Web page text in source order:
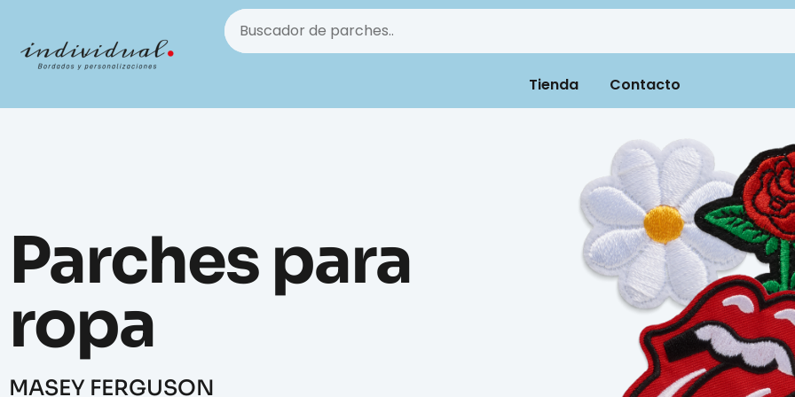
Tienda Contacto
Parches para
ropa
MASEY FERGUSON